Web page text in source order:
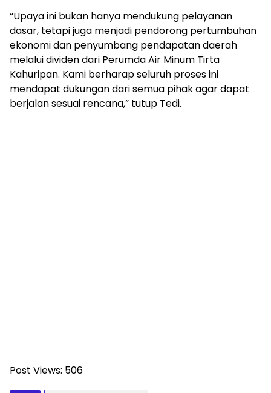
“Upaya ini bukan hanya mendukung pelayanan
dasar, tetapi juga menjadi pendorong pertumbuhan
ekonomi dan penyumbang pendapatan daerah
melalui dividen dari Perumda Air Minum Tirta
Kahuripan. Kami berharap seluruh proses ini
mendapat dukungan dari semua pihak agar dapat
berjalan sesuai rencana,” tutup Tedi.
Post Views: 506